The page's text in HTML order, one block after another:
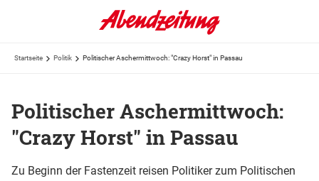
Startseite Politik Politischer Aschermittwoch: "Crazy Horst" in Passau
Politischer Aschermittwoch:
"Crazy Horst" in Passau
Zu Beginn der Fastenzeit reisen Politiker zum Politischen